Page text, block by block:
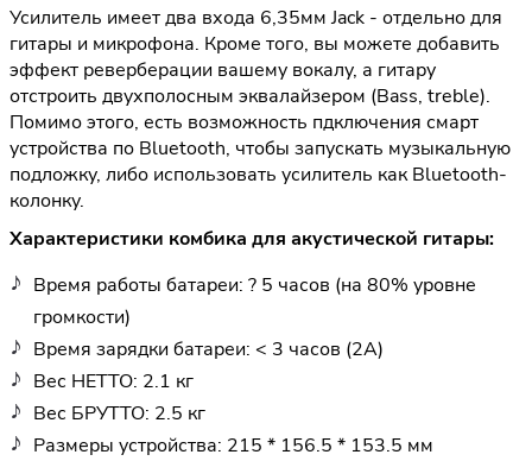
Усилитель имеет два входа 6,35мм Jack - отдельно для
гитары и микрофона. Кроме того, вы можете добавить
эффект реверберации вашему вокалу, а гитару
отстроить двухполосным эквалайзером (Bass, treble).
Помимо этого, есть возможность пдключения смарт
устройства по Bluetooth, чтобы запускать музыкальную
подложку, либо использовать усилитель как Bluetooth-
колонку.
Характеристики комбика для акустической гитары:
Время работы батареи: ? 5 часов (на 80% уровне
громкости)
Время зарядки батареи: < 3 часов (2А)
Вес НЕТТО: 2.1 кг
Вес БРУТТО: 2.5 кг
Размеры устройства: 215 * 156.5 * 153.5 мм